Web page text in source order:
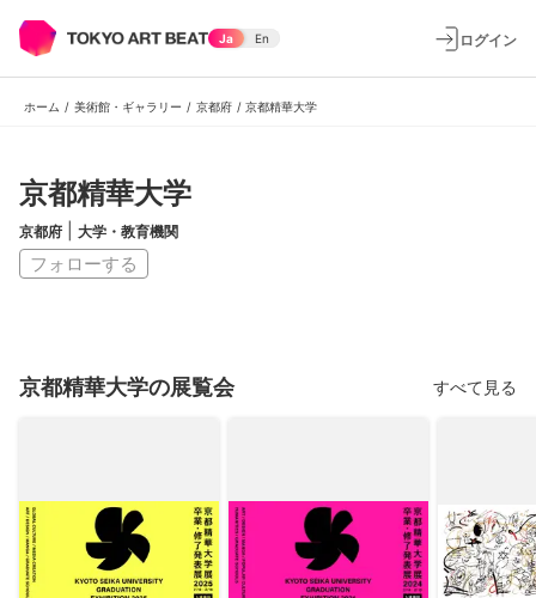
Ja En ログイン
ホーム / 美術館・ギャラリー / 京都府 / 京都精華大学
京都精華大学
京都府 大学・教育機関
フォローする
京都精華大学の展覧会 すべて見る